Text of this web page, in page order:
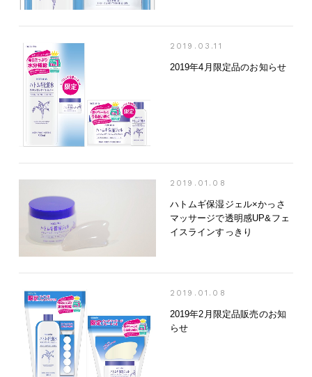
2019.03.11
2019年4月限定品のお知らせ
2019.01.08
ハトムギ保湿ジェル×かっさ
マッサージで透明感UP&フェ
イスラインすっきり
2019.01.08
2019年2月限定品販売のお知
らせ